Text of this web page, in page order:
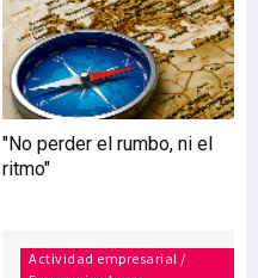
"No perder el rumbo, ni el
ritmo"
Actividad empresarial /